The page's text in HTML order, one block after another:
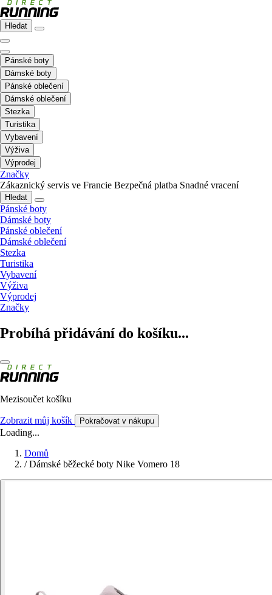
Hledat
Pánské boty
Dámské boty
Pánské oblečení
Dámské oblečení
Stezka
Turistika
Vybavení
Výživa
Výprodej
Značky
Zákaznický servis ve Francie Bezpečná platba Snadné vracení
Hledat
Pánské boty
Dámské boty
Pánské oblečení
Dámské oblečení
Stezka
Turistika
Vybavení
Výživa
Výprodej
Značky
Probíhá přidávání do košíku...
Mezisoučet košíku
Zobrazit můj košík Pokračovat v nákupu
Loading...
Domů
/ Dámské běžecké boty Nike Vomero 18